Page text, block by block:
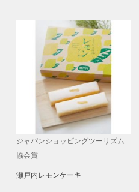
ジャパンショッピングツーリズム
協会賞
瀬戸内レモンケーキ